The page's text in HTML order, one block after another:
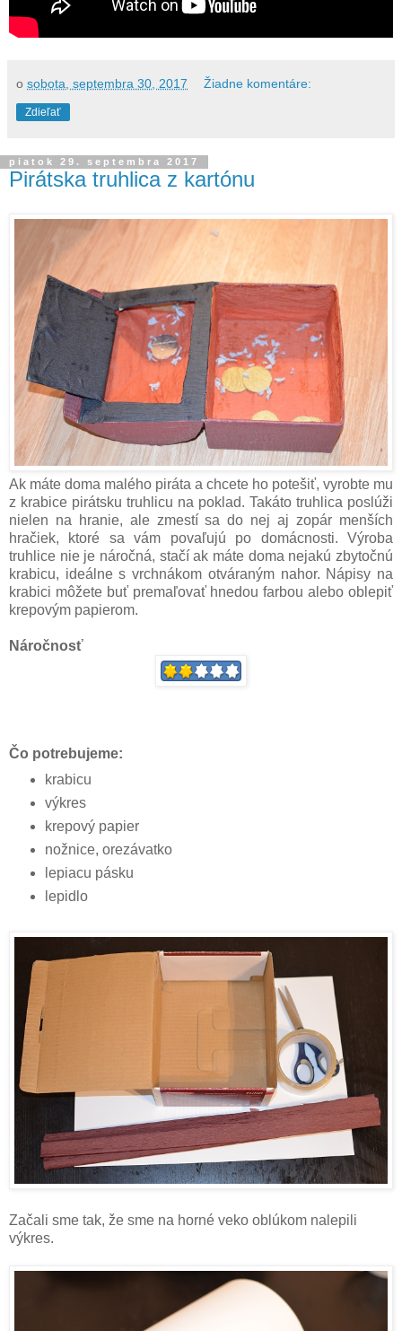
o sobota, septembra 30, 2017 Žiadne komentáre:
Zdieľať
piatok 29. septembra 2017
Pirátska truhlica z kartónu
Ak máte doma malého piráta a chcete ho potešiť, vyrobte mu
z krabice pirátsku truhlicu na poklad. Takáto truhlica poslúži
nielen na hranie, ale zmestí sa do nej aj zopár menších
hračiek, ktoré sa vám povaľujú po domácnosti. Výroba
truhlice nie je náročná, stačí ak máte doma nejakú zbytočnú
krabicu, ideálne s vrchnákom otváraným nahor. Nápisy na
krabici môžete buť premaľovať hnedou farbou alebo oblepiť
krepovým papierom.
Náročnosť
Čo potrebujeme:
krabicu
výkres
krepový papier
nožnice, orezávatko
lepiacu pásku
lepidlo
Začali sme tak, že sme na horné veko oblúkom nalepili
výkres.